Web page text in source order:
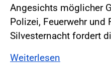
Angesichts möglicher
Polizei, Feuerwehr
Silvesternacht fordert
Weiterlesen